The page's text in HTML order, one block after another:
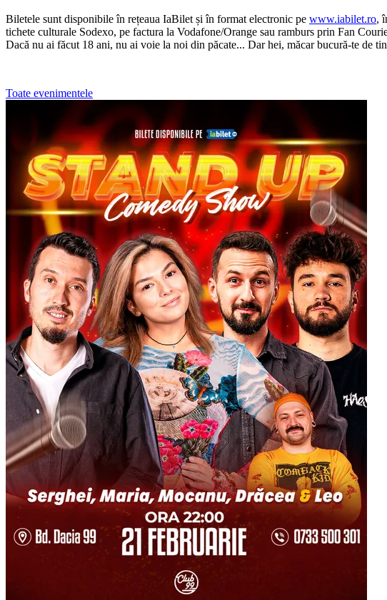
Biletele sunt disponibile în rețeaua IaBilet și în format electronic pe www.iabilet.ro,
tichete culturale Sodexo, pe factura la Vodafone/Orange sau ramburs prin Fan
Dacă nu ai făcut 18 ani, nu ai voie la noi din păcate... Dar hei, măcar bucură-te de
Toate evenimentele